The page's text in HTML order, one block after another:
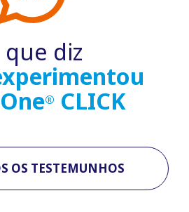
que diz
® CLICK
OS TESTEMUNHOS